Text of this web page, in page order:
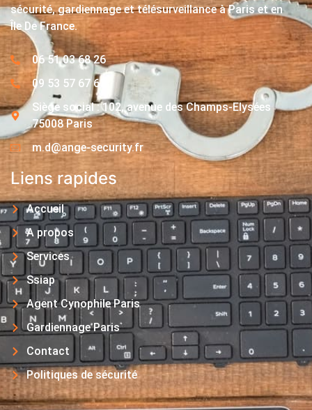
sécurité, gardiennage et télésurveillance à Paris et en
Île De France.
06 51 03 68 26
09 53 57 67 63
Siège social : 102, avenue des Champs-Elysées
75008 Paris
m.d@ange-security.fr
Liens rapides
Accueil
A propos
Services
Ssiap
Agent Cynophile Paris
Gardiennage Paris
Contact
Politiques de sécurité